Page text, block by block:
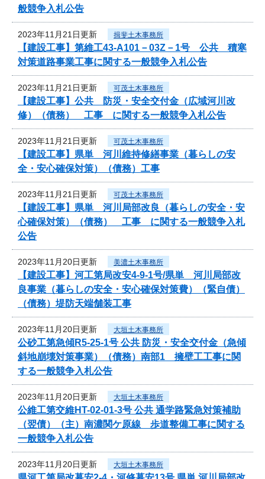
般競争入札公告
2023年11月21日更新 揖斐土木事務所
【建設工事】第維工43-A101－03Z－1号 公共 積寒
対策道路事業工事に関する一般競争入札公告
2023年11月21日更新 可茂土木事務所
【建設工事】公共 防災・安全交付金（広域河川改
修）（債務） 工事 に関する一般競争入札公告
2023年11月21日更新 可茂土木事務所
【建設工事】県単 河川維持修繕事業（暮らしの安
全・安心確保対策）（債務）工事
2023年11月21日更新 可茂土木事務所
【建設工事】県単 河川局部改良（暮らしの安全・安
心確保対策）（債務） 工事 に関する一般競争入札
公告
2023年11月20日更新 美濃土木事務所
【建設工事】河工第局改安4-9-1号/県単 河川局部改
良事業（暮らしの安全・安心確保対策費）（緊自債）
（債務）堤防天端舗装工事
2023年11月20日更新 大垣土木事務所
公砂工第急傾R5-25-1号 公共 防災・安全交付金（急傾
斜地崩壊対策事業）（債務）南部1 擁壁工工事に関
する一般競争入札公告
2023年11月20日更新 大垣土木事務所
公維工第交維HT-02-01-3号 公共 通学路緊急対策補助
（翌債）（主）南濃関ケ原線 歩道整備工事に関する
一般競争入札公告
2023年11月20日更新 大垣土木事務所